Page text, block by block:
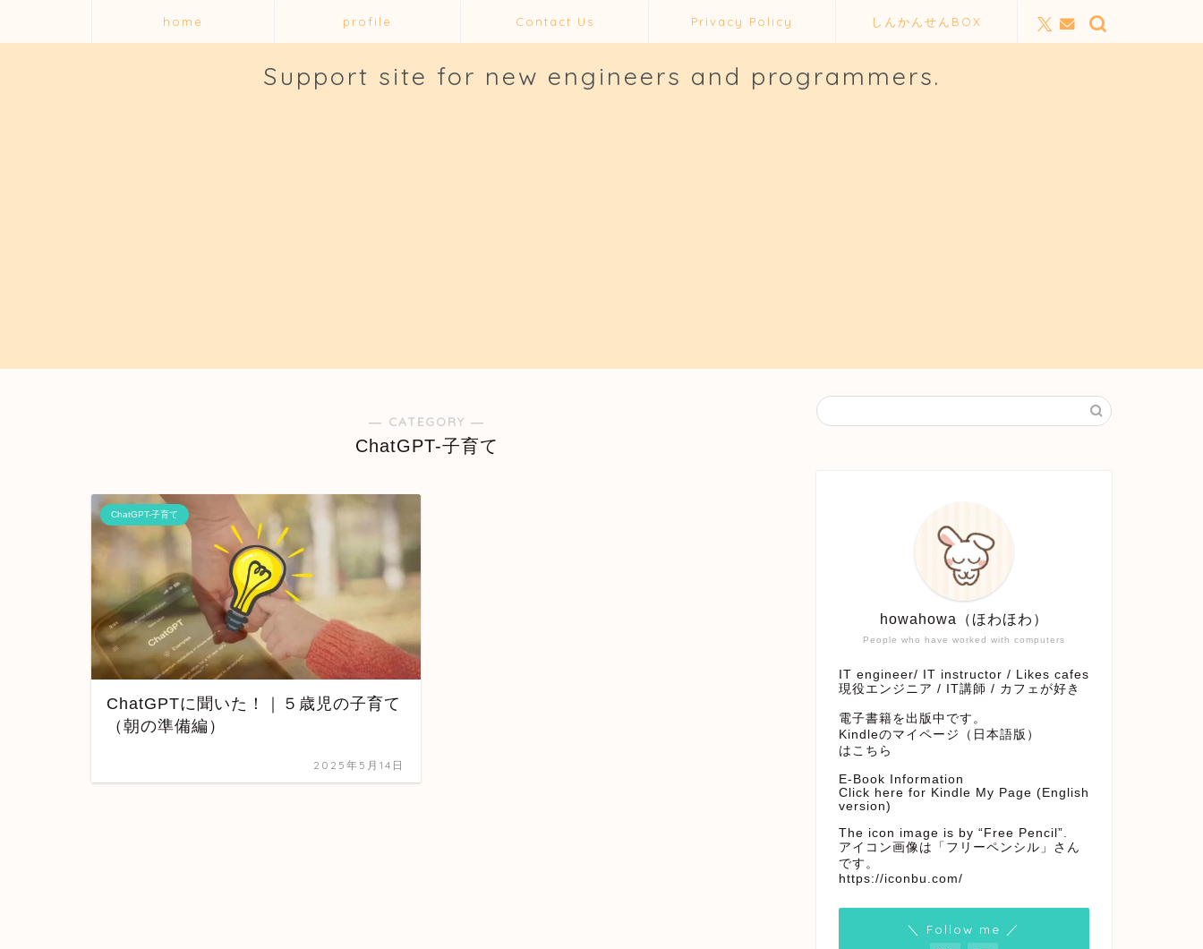
home profile Contact Us Privacy Policy しんかんせんBOX
Support site for new engineers and programmers.
― CATEGORY ―
ChatGPT-子育て
ChatGPT-子育て
ChatGPTに聞いた！｜５歳児の子育て
（朝の準備編）
2025年5月14日
People who have worked with computers
howahowa（ほわほわ）
IT engineer/ IT instructor / Likes cafes
現役エンジニア / IT講師 / カフェが好き
電子書籍を出版中です。
Kindleのマイページ（日本語版）
はこちら
E-Book Information
Click here for Kindle My Page (English
version)
The icon image is by “Free Pencil”.
アイコン画像は「フリーペンシル」さん
です。
https://iconbu.com/
＼ Follow me ／